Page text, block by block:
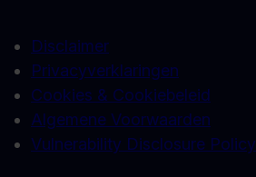
Disclaimer
Privacyverklaringen
Cookies & Cookiebeleid
Algemene Voorwaarden
Vulnerability Disclosure Policy